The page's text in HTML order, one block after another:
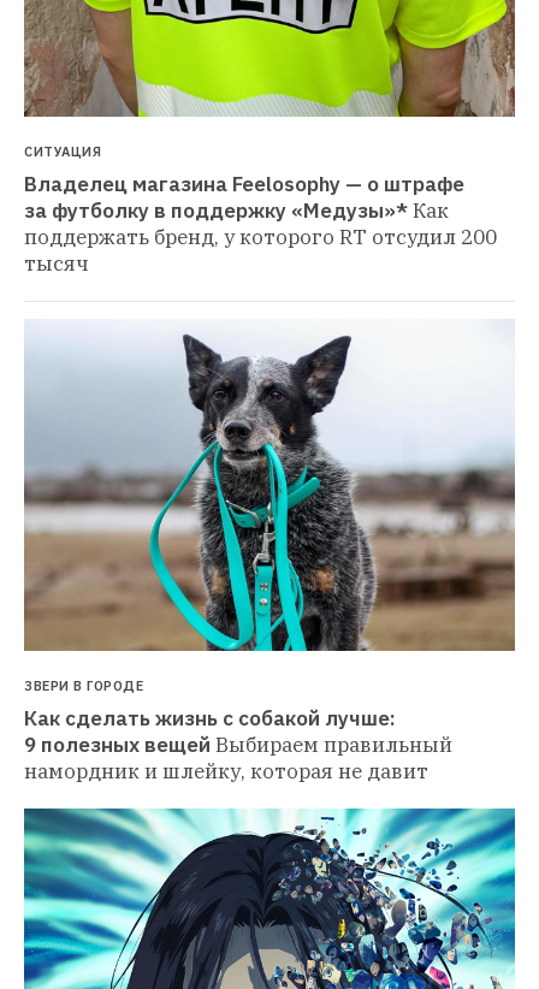
СИТУАЦИЯ
Владелец магазина Feelosophy — о штрафе
за футболку в поддержку «Медузы»*Как
поддержать бренд, у которого RT отсудил 200
тысяч
ЗВЕРИ В ГОРОДЕ
Как сделать жизнь с собакой лучше:
9 полезных вещей Выбираем правильный
намордник и шлейку, которая не давит